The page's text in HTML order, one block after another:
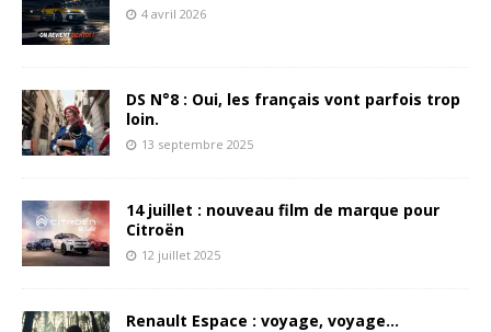
4 avril 2026
DS N°8 : Oui, les français vont parfois trop
loin.
13 septembre 2025
14 juillet : nouveau film de marque pour
Citroën
12 juillet 2025
Renault Espace : voyage, voyage…